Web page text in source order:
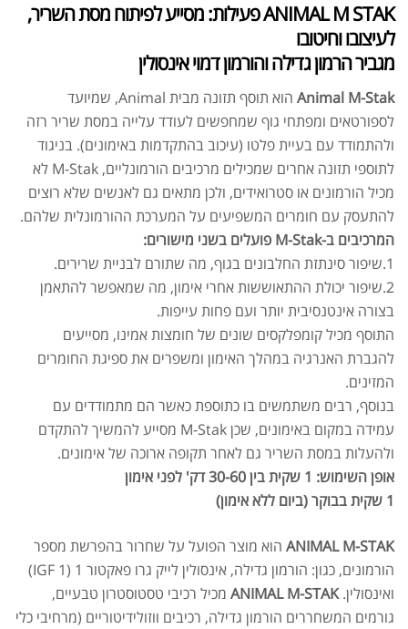
ANIMAL M STAK פעילות: מסייע לפיתוח מסת השריר,
לעיצובו וחיטובו
מגביר הרמון גדילה והורמון דמוי אינסולין
Animal M-Stak
הוא תוסף תזונה מבית Animal, שמיועד
לספורטאים ומפתחי גוף שמחפשים לעודד עלייה במסת שריר רזה
ולהתמודד עם בעיית פלטו (עיכוב בהתקדמות באימונים). בניגוד
לתוספי תזונה אחרים שמכילים מרכיבים הורמונליים, M-Stak לא
מכיל הורמונים או סטרואידים, ולכן מתאים גם לאנשים שלא רוצים
להתעסק עם חומרים המשפיעים על המערכת ההורמונלית שלהם.
המרכיבים ב-M-Stak פועלים בשני מישורים:
1.שיפור סינתזת החלבונים בגוף, מה שתורם לבניית שרירים.
2.שיפור יכולת ההתאוששות אחרי אימון, מה שמאפשר להתאמן
בצורה אינטנסיבית יותר ועם פחות עייפות.
התוסף מכיל קומפלקסים שונים של חומצות אמינו, מסייעים
להגברת האנרגיה במהלך האימון ומשפרים את ספיגת החומרים
המזינים.
בנוסף, רבים משתמשים בו כתוספת כאשר הם מתמודדים עם
עמידה במקום באימונים, שכן M-Stak מסייע להמשיך להתקדם
ולהעלות במסת השריר גם לאחר תקופה ארוכה של אימונים.
אופן השימוש: 1 שקית בין 30-60 דק' לפני אימון
1 שקית בבוקר (ביום ללא אימון)
ANIMAL M-STAK הוא מוצר הפועל על שחרור בהפרשת מספר
הורמונים, כגון: הורמון גדילה, אינסולין לייק גרו פאקטור 1 (IGF 1)
ואינסולין.ANIMAL M-STAK מכיל רכיבי טסטוסטרון טבעיים,
גורמים המשחררים הורמון גדילה, רכיבים ווזולידיטוריים (מרחיבי כלי